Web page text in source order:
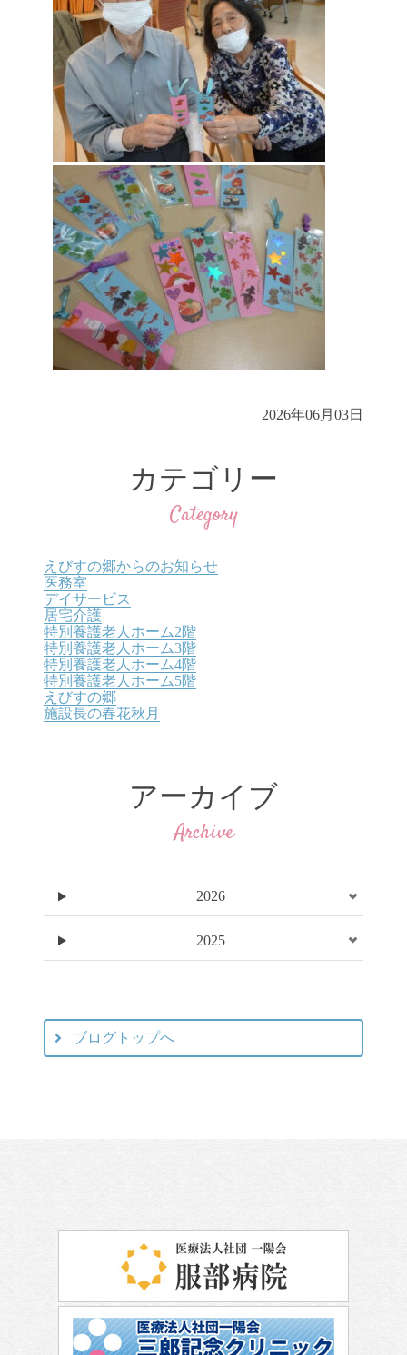
カテゴリー
Category
えびすの郷からのお知らせ
医務室
デイサービス
居宅介護
特別養護老人ホーム2階
特別養護老人ホーム3階
特別養護老人ホーム4階
特別養護老人ホーム5階
えびすの郷
施設長の春花秋月
アーカイブ
Archive
2026
2025
ブログトップへ
2026年06月03日